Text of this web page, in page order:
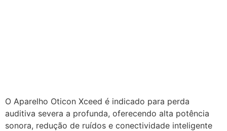
O Aparelho Oticon Xceed é indicado para perda
auditiva severa a profunda, oferecendo alta potência
sonora, redução de ruídos e conectividade inteligente